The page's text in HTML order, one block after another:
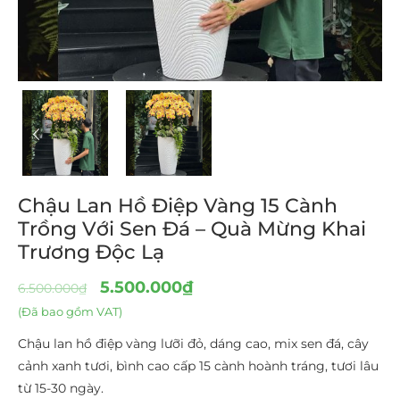
Chậu Lan Hồ Điệp Vàng 15 Cành
Trồng Với Sen Đá – Quà Mừng Khai
Trương Độc Lạ
6.500.000₫ 5.500.000₫
(Đã bao gồm VAT)
Chậu lan hồ điệp vàng lưỡi đỏ, dáng cao, mix sen đá, cây
cảnh xanh tươi, bình cao cấp 15 cành hoành tráng, tươi lâu
từ 15-30 ngày.